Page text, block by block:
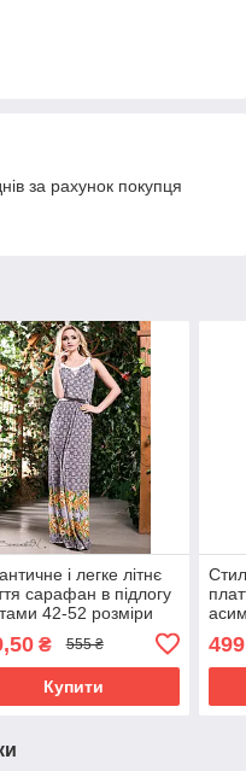
за рахунок покупця
і легке літнє
сарафан в підлогу
42-52 розміри
₴ 555 ₴
Купити